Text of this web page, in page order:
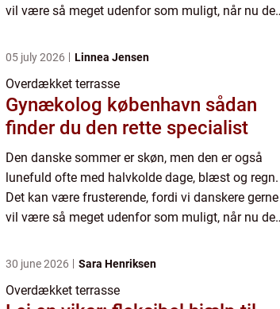
vil være så meget udenfor som muligt, når nu det
Men hvor...
05 july 2026 Linnea Jensen
Overdækket terrasse
Gynækolog københavn sådan
finder du den rette specialist
Den danske sommer er skøn, men den er også
lunefuld ofte med halvkolde dage, blæst og regn.
Det kan være frusterende, fordi vi danskere gerne
vil være så meget udenfor som muligt, når nu det
Men hvor...
30 june 2026 Sara Henriksen
Overdækket terrasse